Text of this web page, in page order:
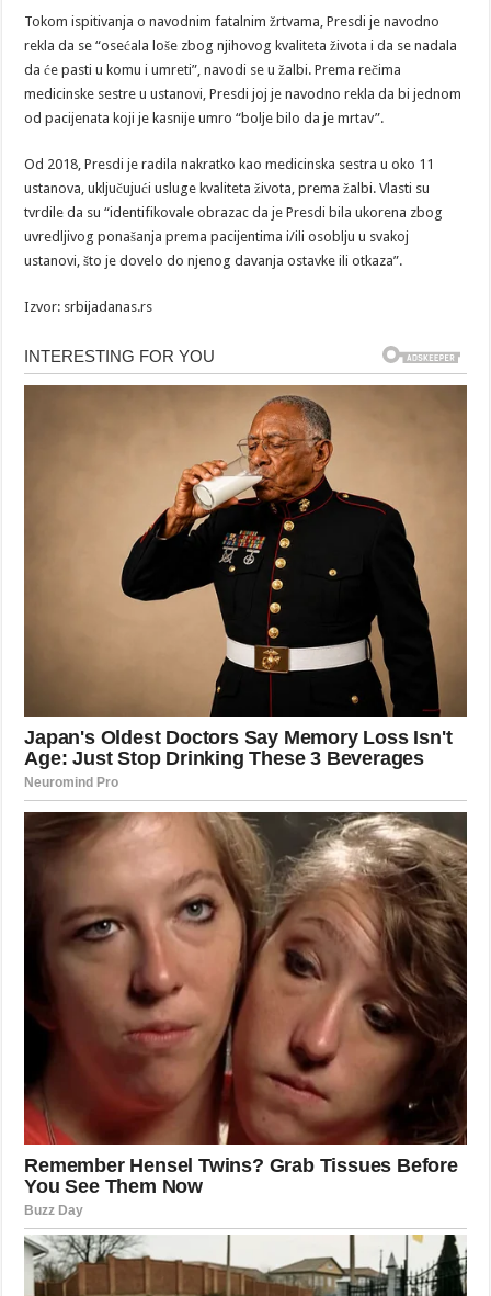
Tokom ispitivanja o navodnim fatalnim žrtvama, Presdi je navodno
rekla da se “osećala loše zbog njihovog kvaliteta života i da se nadala
da će pasti u komu i umreti”, navodi se u žalbi. Prema rečima
medicinske sestre u ustanovi, Presdi joj je navodno rekla da bi jednom
od pacijenata koji je kasnije umro “bolje bilo da je mrtav”.
Od 2018, Presdi je radila nakratko kao medicinska sestra u oko 11
ustanova, uključujući usluge kvaliteta života, prema žalbi. Vlasti su
tvrdile da su “identifikovale obrazac da je Presdi bila ukorena zbog
uvredljivog ponašanja prema pacijentima i/ili osoblju u svakoj
ustanovi, što je dovelo do njenog davanja ostavke ili otkaza”.
Izvor: srbijadanas.rs